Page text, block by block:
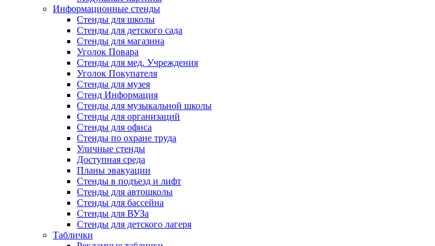
Информационные стенды
Стенды для школы
Стенды для детского сада
Стенды для магазина
Уголок Повара
Стенды для мед. Учреждения
Уголок Покупателя
Стенды для музея
Стенд Информация
Стенды для музыкальной школы
Стенды для организаций
Стенды для офиса
Стенды по охране труда
Уличные стенды
Доступная среда
Планы эвакуации
Стенды в подъезд и лифт
Стенды для автошколы
Стенды для бассейна
Стенды для ВУЗа
Стенды для детского лагеря
Таблички